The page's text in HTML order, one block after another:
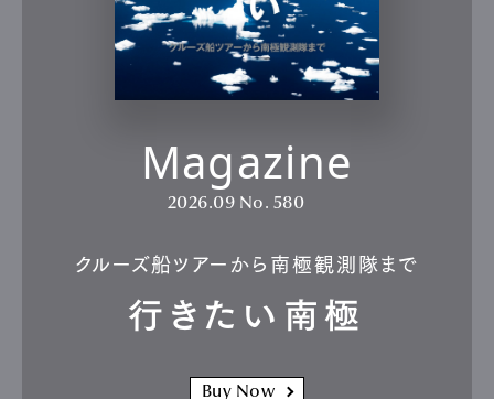
Magazine
2026.09 No. 580
クルーズ船ツアーから南極観測隊まで
行きたい南極
Buy Now